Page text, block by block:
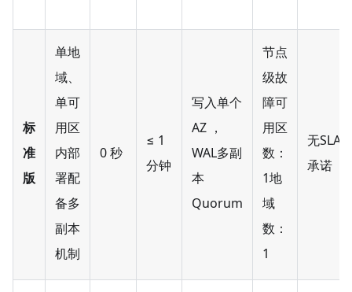
标
准
版
单地
域、
单可
用区
内部
署配
备多
副本
机制
0 秒
≤ 1
分钟
写入单个
AZ ，
WAL多副
本
Quorum
节点
级故
障可
用区
数：
1地
域
数：
1
无SLA
承诺